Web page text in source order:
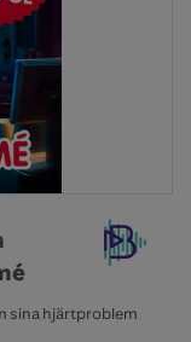
sina hjärtproblem